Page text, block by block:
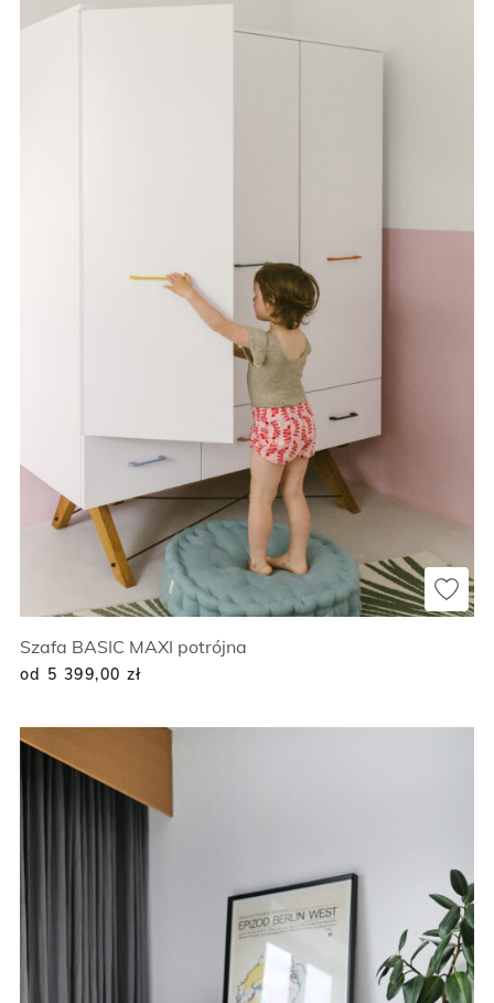
Szafa BASIC MAXI potrójna
od 5 399,00 zł